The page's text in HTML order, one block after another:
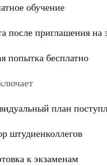
обучение
после приглашения на
попытка бесплатно
план
штудиенколлегов
к экзаменам